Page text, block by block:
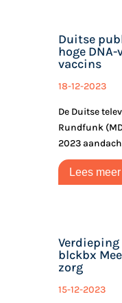
Duitse
hoge
vaccins
18-12-2023
De Duitse
Rundfunk
2023
Lees meer
blckbx
zorg
15-12-2023